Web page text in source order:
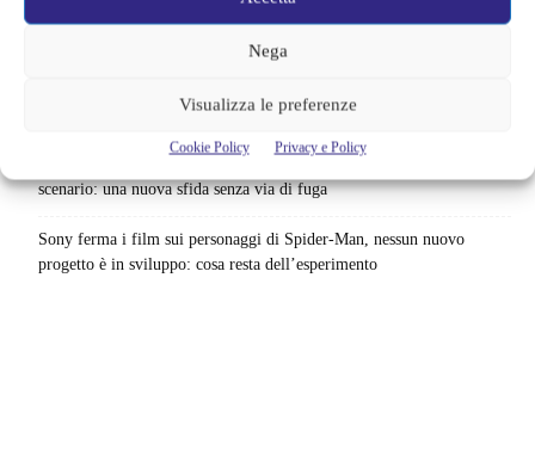
Nega
Visualizza le preferenze
Cookie Policy Privacy e Policy
nuovo survival horror: una vacanza diventa una trappola
scenario: una nuova sfida senza via di fuga
Sony ferma i film sui personaggi di Spider-Man, nessun nuovo
progetto è in sviluppo: cosa resta dell’esperimento